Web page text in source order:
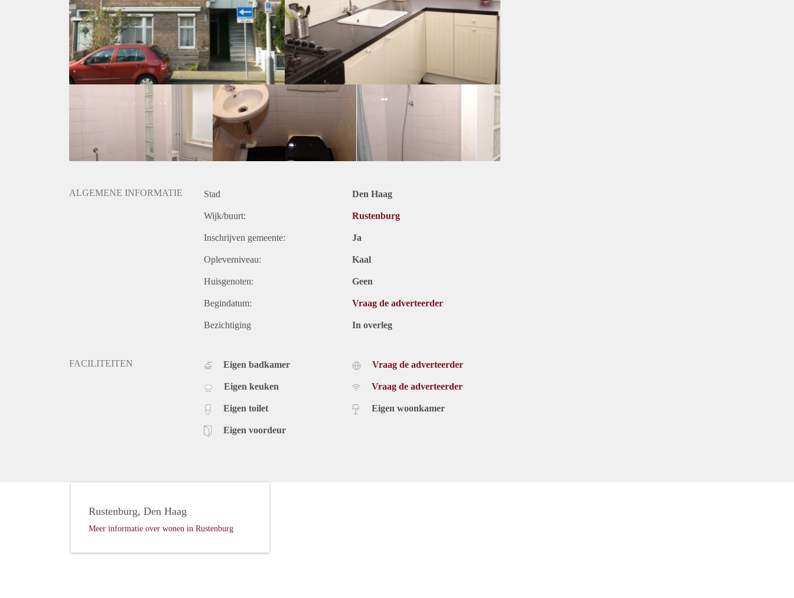
ALGEMENE INFORMATIE Stad Den Haag
Wijk/buurt: Rustenburg
Inschrijven gemeente: Ja
Opleverniveau: Kaal
Huisgenoten: Geen
Begindatum: Vraag de adverteerder
Bezichtiging In overleg
FACILITEITEN Eigen badkamer
Eigen keuken
Eigen toilet
Eigen voordeur
Vraag de adverteerder
Vraag de adverteerder
Eigen woonkamer
Rustenburg, Den Haag
Meer informatie over wonen in Rustenburg